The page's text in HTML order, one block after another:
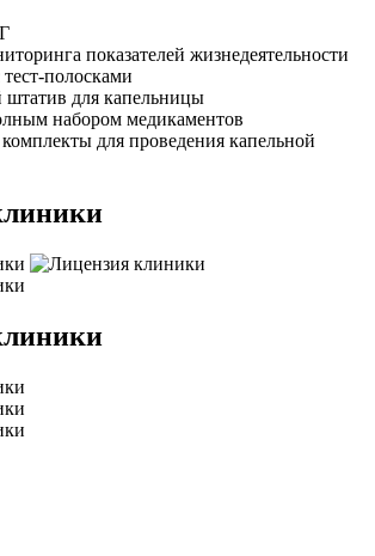
показателей жизнедеятельности
полосками
для капельницы
набором медикаментов
для проведения капельной